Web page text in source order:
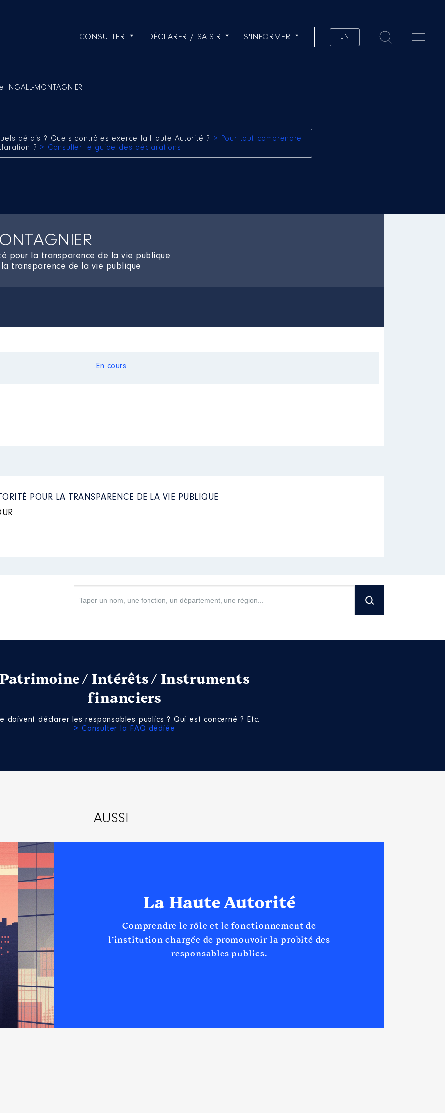
CONSULTER DÉCLARER / SAISIR S'INFORMER EN
INGALL-MONTAGNIER
délais ? Quels contrôles exerce la Haute Autorité ? > Pour tout comprendre
? > Consulter le guide des déclarations
pour la transparence de la vie publique
transparence de la vie publique
En cours
POUR LA TRANSPARENCE DE LA VIE PUBLIQUE
Patrimoine / Intérêts / Instruments
financiers
doivent déclarer les responsables publics ? Qui est concerné ? Etc.
> Consulter la FAQ dédiée
AUSSI
La Haute Autorité
Comprendre le rôle et le fonctionnement de
l’institution chargée de promouvoir la probité des
responsables publics.